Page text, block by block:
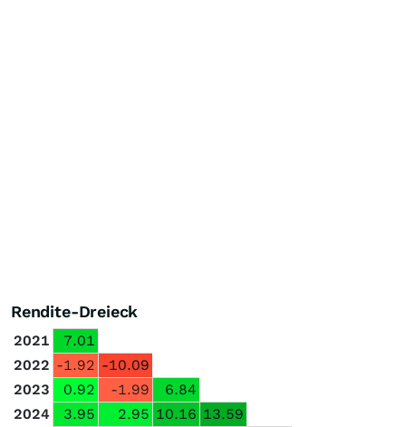
Rendite-Dreieck
2021
7.01
2022 -1.92 -10.09
2023
0.92 -1.99
6.84
2024
3.95 2.95 10.16 13.59